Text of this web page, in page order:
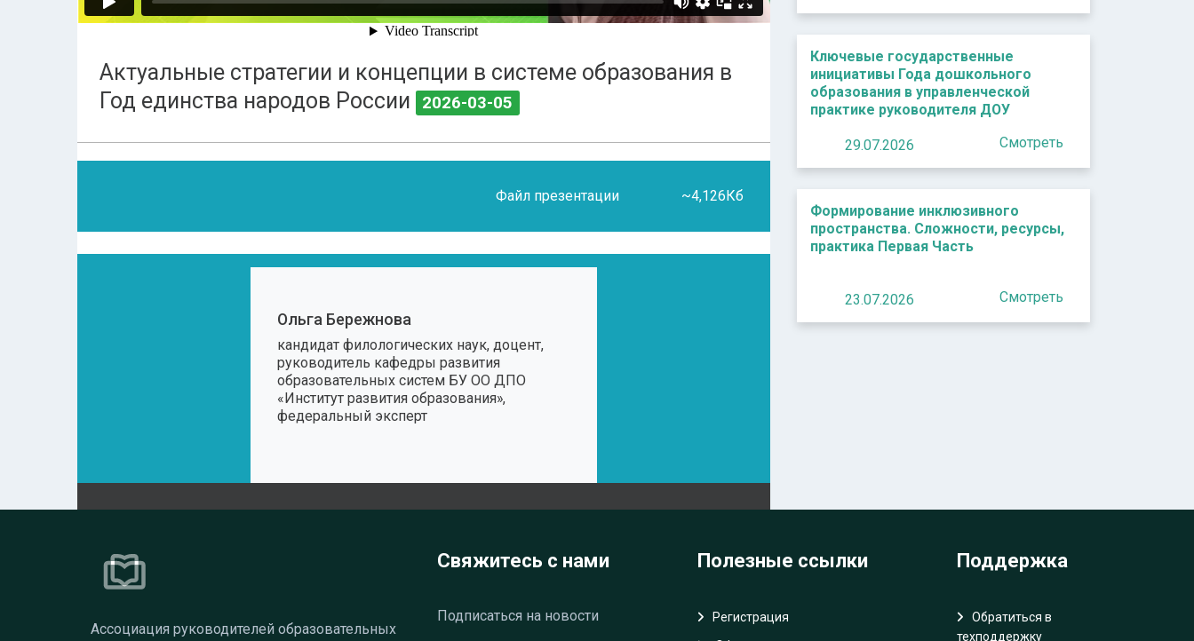
Актуальные стратегии и концепции в системе образования в
Год единства народов России
2026-03-05
Файл презентации ~4,126Кб
Ольга Бережнова
кандидат филологических наук, доцент,
руководитель кафедры развития
образовательных систем БУ ОО ДПО
«Институт развития образования»,
федеральный эксперт
Ключевые государственные
инициативы Года дошкольного
образования в управленческой
практике руководителя ДОУ
29.07.2026 Смотреть
Формирование инклюзивного
пространства. Сложности, ресурсы,
практика Первая Часть
23.07.2026 Смотреть
Ассоциация руководителей образовательных
Свяжитесь с нами
Подписаться на новости
Полезные ссылки
Регистрация
Поддержка
Обратиться в
техподдержку